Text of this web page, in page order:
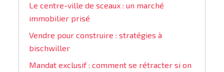
Le centre-ville de sceaux : un marché
immobilier prisé
Vendre pour construire : stratégies à
bischwiller
Mandat exclusif : comment se rétracter si on